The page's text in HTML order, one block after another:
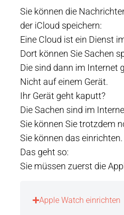
Sie können die
der iCloud speichern:
Eine Cloud ist ein Dienst
Dort können Sie Sachen
Die sind dann im Internet
Nicht auf einem Gerät.
Ihr Gerät geht kaputt?
Die Sachen sind im
Sie können Sie trotzdem
Sie können das einrichten.
Das geht so:
Sie müssen zuerst die
Apple Watch einrichten